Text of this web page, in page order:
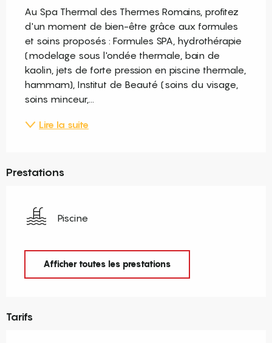
Au Spa Thermal des Thermes Romains, profitez
d'un moment de bien-être grâce aux formules
et soins proposés : Formules SPA, hydrothérapie
(modelage sous l'ondée thermale, bain de
kaolin, jets de forte pression en piscine thermale,
hammam), Institut de Beauté (soins du visage,
soins minceur,...
Lire la suite
Prestations
Piscine
Afficher toutes les prestations
Tarifs